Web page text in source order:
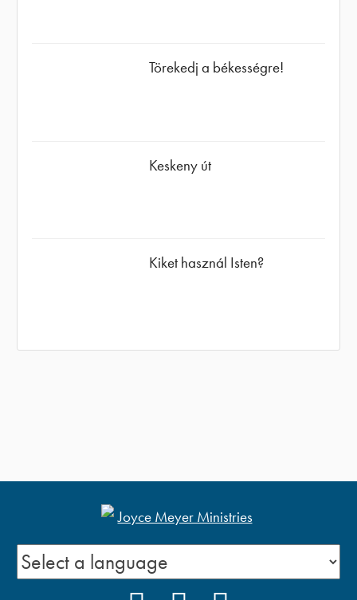
Törekedj a békességre!
Keskeny út
Kiket használ Isten?